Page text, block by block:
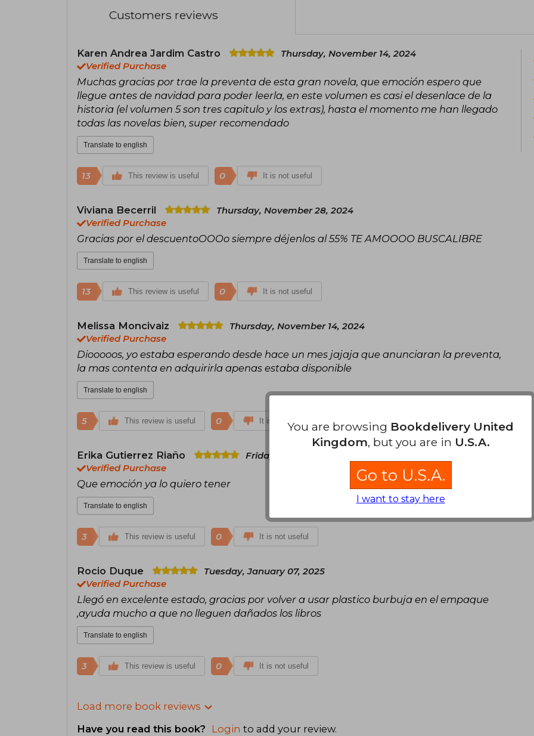
Villain’s Self-Saving System,
publisher PINSIN STUDIO (passed
novels has several adaptations to
even live-action series.
Customers reviews
Karen Andrea Jardim Castro
Thursday, November 14, 2024
Verified Purchase
Muchas gracias por trae la preventa de esta gran novela, que emoción espero que
llegue antes de navidad para poder leerla, en este volumen es casi el desenlace de la
historia (el volumen 5 son tres capitulo y los extras), hasta el momento me han llegado
todas las novelas bien, super recomendado
Translate to english
13 This review is useful 0 It is not useful
Viviana Becerril
Thursday, November 28, 2024
Verified Purchase
Gracias por el descuentoOOOo siempre déjenlos al 55% TE AMOOOO BUSCALIBRE
Translate to english
13 This review is useful 0 It is not useful
Melissa Moncivaiz
Thursday, November 14, 2024
Verified Purchase
Diooooos, yo estaba esperando desde hace un mes jajaja que anunciaran la preventa,
la mas contenta en adquirirla apenas estaba disponible
Translate to english
5 This review is useful 0 It is not useful
Erika Gutierrez Riaño
Friday, November 15, 2024
Verified Purchase
Que emoción ya lo quiero tener
Translate to english
3 This review is useful 0 It is not useful
Rocio Duque
Tuesday, January 07, 2025
Verified Purchase
Llegó en excelente estado, gracias por volver a usar plastico burbuja en el empaque
,ayuda mucho a que no lleguen dañados los libros
Translate to english
3 This review is useful 0 It is not useful
Load more book reviews
Have you read this book? Login to add your review.
You are browsing Bookdelivery United
Kingdom, but you are in U.S.A.
Go to U.S.A.
I want to stay here